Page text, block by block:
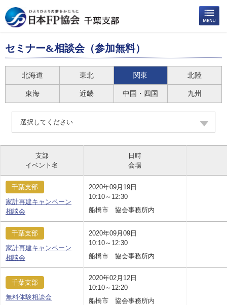
セミナー&相談会（参加無料）
北海道 東北 関東 北陸
東海 近畿 中国・四国 九州
選択してください
支部
イベント名
日時
会場
千葉支部
家計再建キャンペーン
相談会
2020年09月19日
10:10～12:30
船橋市 協会事務所内
千葉支部
家計再建キャンペーン
相談会
2020年09月09日
10:10～12:30
船橋市 協会事務所内
千葉支部
無料体験相談会
2020年02月12日
10:10～12:20
船橋市 協会事務所内